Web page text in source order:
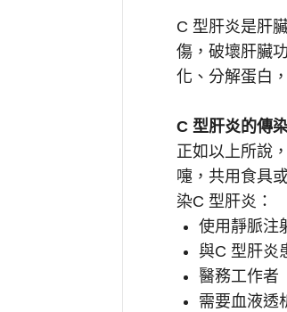
C 型肝炎是肝
傷，破壞肝臟
化、分解蛋白
C 型肝炎的傳
正如以上所說
嚏，共用食具
染C 型肝炎：
使用靜脈注
與C 型肝炎
醫務工作者
需要血液透